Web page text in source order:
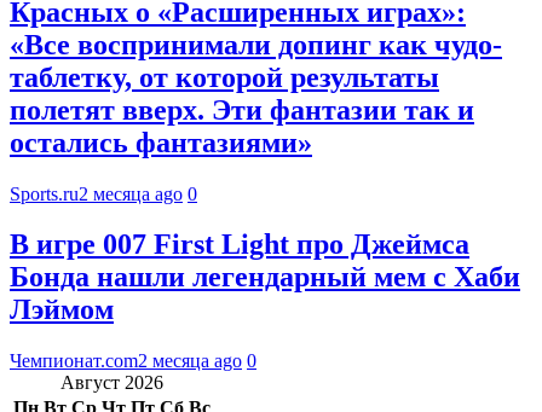
Красных о «Расширенных играх»:
«Все воспринимали допинг как чудо-
таблетку, от которой результаты
полетят вверх. Эти фантазии так и
остались фантазиями»
Sports.ru2 месяца ago 0
В игре 007 First Light про Джеймса
Бонда нашли легендарный мем с Хаби
Лэймом
Чемпионат.com2 месяца ago 0
Август 2026